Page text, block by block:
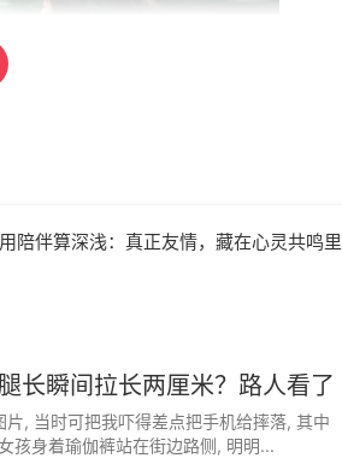
因为自我不够坚定。当你有足够的实
陪伴算深浅：真正友情，藏在心灵共鸣里
长瞬间拉长两厘米？路人看了
, 当时可把我吓得差点把手机给摔落, 其中
孩身着瑜伽裤站在街边路侧, 明明...